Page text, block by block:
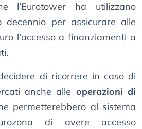
l’Eurotower ha utilizzano
decennio per assicurare alle
l’accesso a finanziamenti a
di ricorrere in caso di
anche alle operazioni di
permetterebbero al sistema
di avere accesso